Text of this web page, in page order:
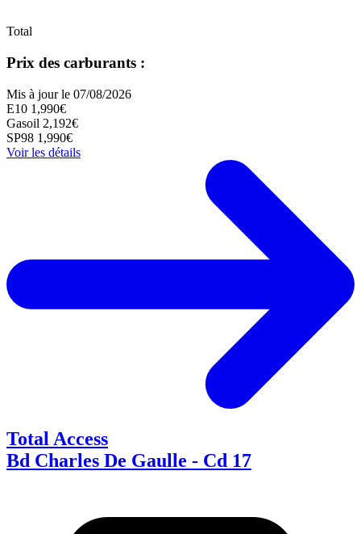
Total
Prix des carburants :
Mis à jour le 07/08/2026
E10 1,990€
Gasoil 2,192€
SP98 1,990€
Voir les détails
Total Access
Bd Charles De Gaulle - Cd 17